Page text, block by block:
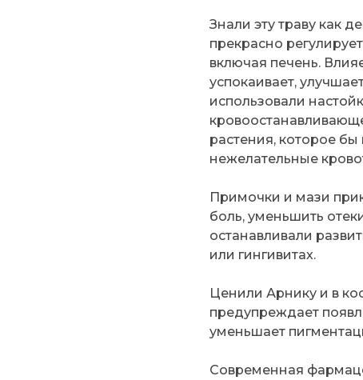
Знали эту траву как
прекрасно
включая печень.
успокаивает,
использовали
растения, которое
нежелательные
Примочки и мази
боль, уменьшить
останавливали
или гингивитах.
Ценили Арнику и в
предупреждает
уменьшает
Современная